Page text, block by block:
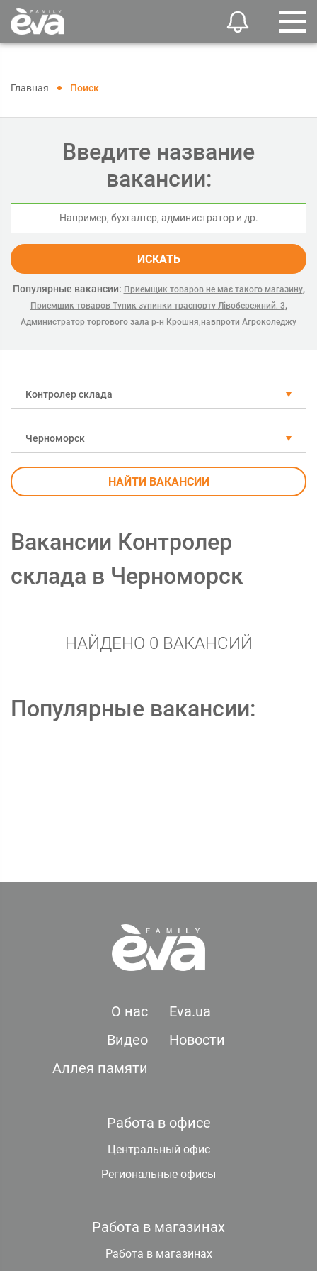
Главная Поиск
Введите название
вакансии:
ИСКАТЬ
Популярные вакансии: Приемщик товаров не має такого магазину,
Приемщик товаров Тупик зупинки траспорту Лівобережний, 3,
Администратор торгового зала р-н Крошня,навпроти Агроколеджу
Контролер склада
Черноморск
НАЙТИ ВАКАНСИИ
Вакансии Контролер
склада в Черноморск
НАЙДЕНО 0 ВАКАНСИЙ
Популярные вакансии:
О нас
Eva.ua
Видео
Новости
Аллея памяти
Работа в офисе
Центральный офис
Региональные офисы
Работа в магазинах
Работа в магазинах